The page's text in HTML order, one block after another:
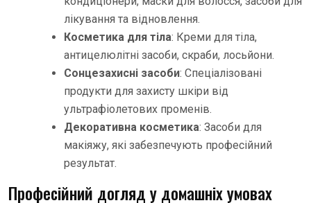
лікування та відновлення.
Косметика для тіла: Креми для тіла,
антицелюлітні засоби, скраби, лосьйони.
Сонцезахисні засоби: Спеціалізовані
продукти для захисту шкіри від
ультрафіолетових променів.
Декоративна косметика: Засоби для
макіяжу, які забезпечують професійний
результат.
Професійний догляд у домашніх умовах